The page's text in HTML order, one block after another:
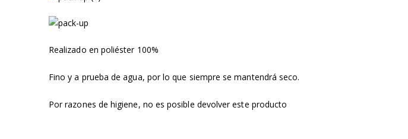
Realizado en poliéster 100%
Fino y a prueba de agua, por lo que siempre se mantendrá seco.
Por razones de higiene, no es posible devolver este producto